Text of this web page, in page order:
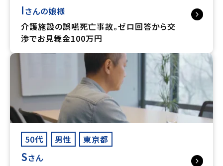
Iさんの娘様
介護施設の誤嚥死亡事故。ゼロ回答から交
渉でお見舞金100万円
50代 男性 東京都
Sさん